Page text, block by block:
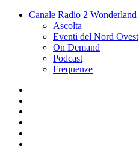
Canale Radio 2 Wonderland
Ascolta
Eventi del Nord Ovest
On Demand
Podcast
Frequenze